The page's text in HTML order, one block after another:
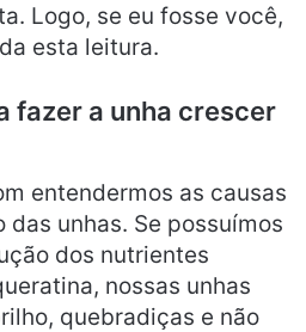
Logo, se eu fosse você,
esta leitura.
fazer a unha crescer
entendermos as causas
unhas. Se possuímos
dos nutrientes
nossas unhas
quebradiças e não